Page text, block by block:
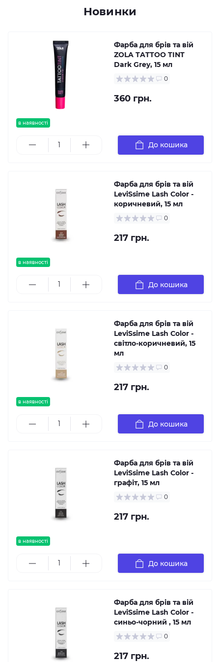
Новинки
в наявності
Фарба для брів та вій
ZOLA TATTOO TINT
Dark Grey, 15 мл
0
360 грн.
До кошика
в наявності
Фарба для брів та вій
LeviSsime Lash Color -
коричневий, 15 мл
0
217 грн.
До кошика
в наявності
Фарба для брів та вій
LeviSsime Lash Color -
світло-коричневий, 15
мл
0
217 грн.
До кошика
в наявності
Фарба для брів та вій
LeviSsime Lash Color -
графіт, 15 мл
0
217 грн.
До кошика
Фарба для брів та вій
LeviSsime Lash Color -
синьо-чорний , 15 мл
0
217 грн.